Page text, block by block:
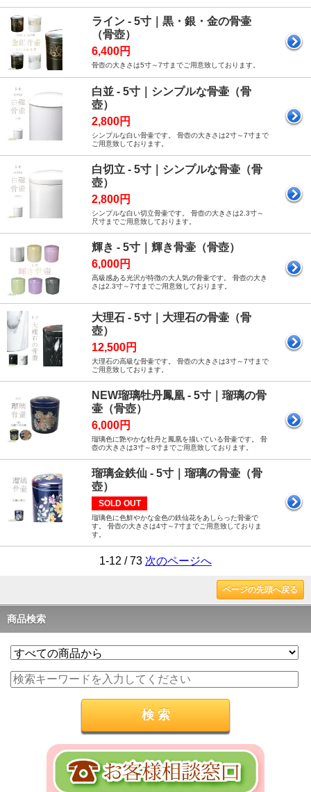
ライン - 5寸｜黒・銀・金の骨壷
（骨壺）
6,400円
骨壺の大きさは5寸～7寸までご用意致しております。
白並 - 5寸｜シンプルな骨壷（骨
壺）
2,800円
シンプルな白い骨壷です。 骨壺の大きさは2寸～7寸まで
ご用意致しております。
白切立 - 5寸｜シンプルな骨壷（骨
壺）
2,800円
シンプルな白い切立骨壷です。 骨壺の大きさは2.3寸～
尺寸までご用意致しております。
輝き - 5寸｜輝き骨壷（骨壺）
6,000円
高級感ある光沢が特徴の大人気の骨壷です。 骨壺の大き
さは2.3寸～7寸までご用意致しております。
大理石 - 5寸｜大理石の骨壷（骨
壺）
12,500円
大理石の高級な骨壷です。 骨壺の大きさは3寸～7寸まで
ご用意致しております。
NEW瑠璃牡丹鳳凰 - 5寸｜瑠璃の骨
壷（骨壺）
6,000円
瑠璃色に艶やかな牡丹と鳳凰を描いている骨壷です。 骨
壺の大きさは3寸～8寸までご用意致しております。
瑠璃金鉄仙 - 5寸｜瑠璃の骨壷（骨
壺）
SOLD OUT
瑠璃色に色鮮やかな金色の鉄仙花をあしらった骨壷で
す。 骨壺の大きさは4寸～7寸までご用意致しておりま
す。
1-12 / 73 次のページへ
ページの先頭へ戻る
商品検索